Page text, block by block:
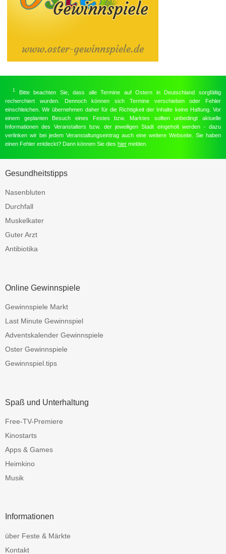
1 Bitte beachten Sie, dass alle Termine auf Ostern in Deutschland sorgfältig
recherchiert wurden. Dennoch können sich Termine verschieben oder Fehler
einschleichen. Wir übernehmen daher für die Richtigkeit der Inhalte keine Haftung. Vor
einem geplanten Besuch eines Festes bzw. Marktes sollten unbedingt aktuelle
Informationen des Veranstalters bzw. der jeweiligen Stadt eingeholt werden - dazu
verlinken wir bei jedem Veranstaltungseintrag auch eine weitere Webseite. Sie haben
einen Fehler entdeckt? Dann können Sie dies hier melden.
Gesundheitstipps
Nasenbluten
Durchfall
Muskelkater
Guter Arzt
Antibiotika
Online Gewinnspiele
Gewinnspiele Markt
Last Minute Gewinnspiel
Adventskalender Gewinnspiele
Oster Gewinnspiele
Gewinnspiel.tips
Spaß und Unterhaltung
Free-TV-Premiere
Kinostarts
Apps & Games
Heimkino
Musik
Informationen
über Feste & Märkte
Kontakt